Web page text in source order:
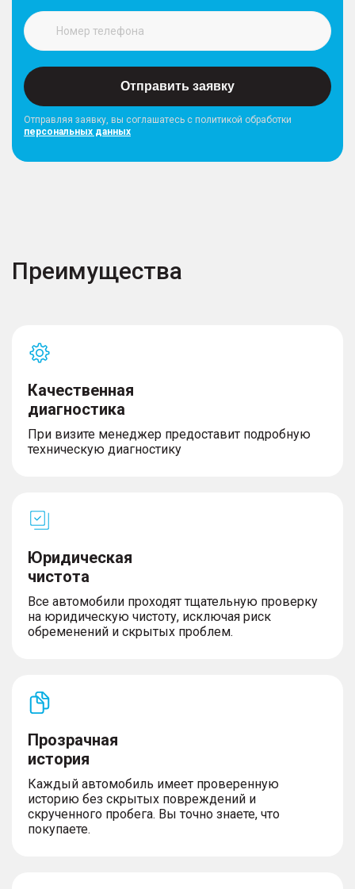
Отправить заявку
Отправляя заявку, вы соглашатесь с политикой обработки
персональных данных
Преимущества
Качественная
диагностика
При визите менеджер предоставит подробную
техническую диагностику
Юридическая
чистота
Все автомобили проходят тщательную проверку
на юридическую чистоту, исключая риск
обременений и скрытых проблем.
Прозрачная
история
Каждый автомобиль имеет проверенную
историю без скрытых повреждений и
скрученного пробега. Вы точно знаете, что
покупаете.